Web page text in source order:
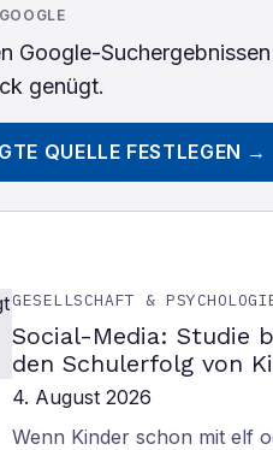
Google-Suchergebnissen
genügt.
QUELLE FESTLEGEN →
GESELLSCHAFT &
Social-Media: Studie
den Schulerfolg von
4. August 2026
Wenn Kinder schon mit elf